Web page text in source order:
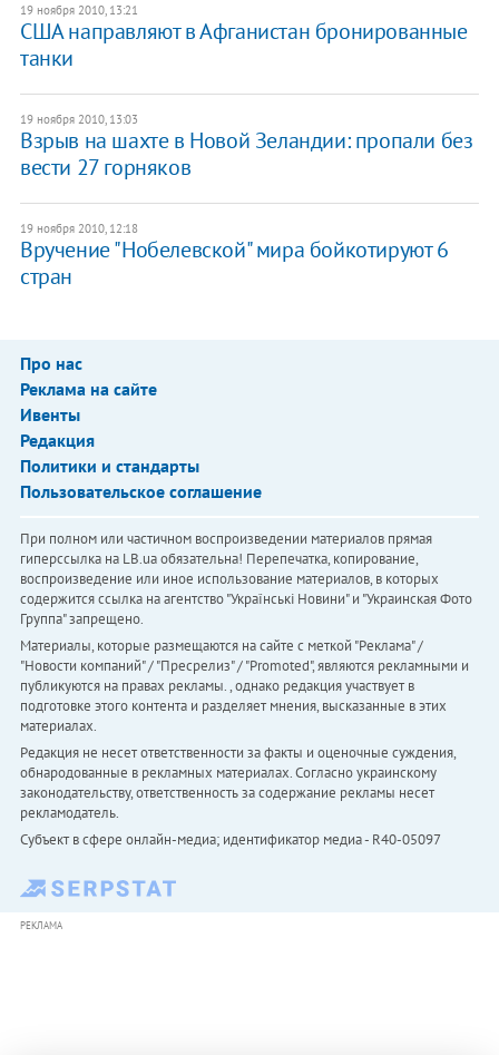
19 ноября 2010, 13:21
США направляют в Афганистан бронированные
танки
19 ноября 2010, 13:03
Взрыв на шахте в Новой Зеландии: пропали без
вести 27 горняков
19 ноября 2010, 12:18
Вручение "Нобелевской" мира бойкотируют 6
стран
Про нас
Реклама на сайте
Ивенты
Редакция
Политики и стандарты
Пользовательское соглашение
При полном или частичном воспроизведении материалов прямая
гиперссылка на LB.ua обязательна! Перепечатка, копирование,
воспроизведение или иное использование материалов, в которых
содержится ссылка на агентство "Українськi Новини" и "Украинская Фото
Группа" запрещено.
Материалы, которые размещаются на сайте с меткой "Реклама" /
"Новости компаний" / "Пресрелиз" / "Promoted", являются рекламными и
публикуются на правах рекламы. , однако редакция участвует в
подготовке этого контента и разделяет мнения, высказанные в этих
материалах.
Редакция не несет ответственности за факты и оценочные суждения,
обнародованные в рекламных материалах. Согласно украинскому
законодательству, ответственность за содержание рекламы несет
рекламодатель.
Субъект в сфере онлайн-медиа; идентификатор медиа - R40-05097
РЕКЛАМА